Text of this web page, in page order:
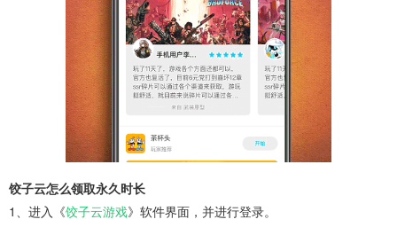
饺子云怎么领取永久时长
1、进入《饺子云游戏》软件界面，并进行登录。